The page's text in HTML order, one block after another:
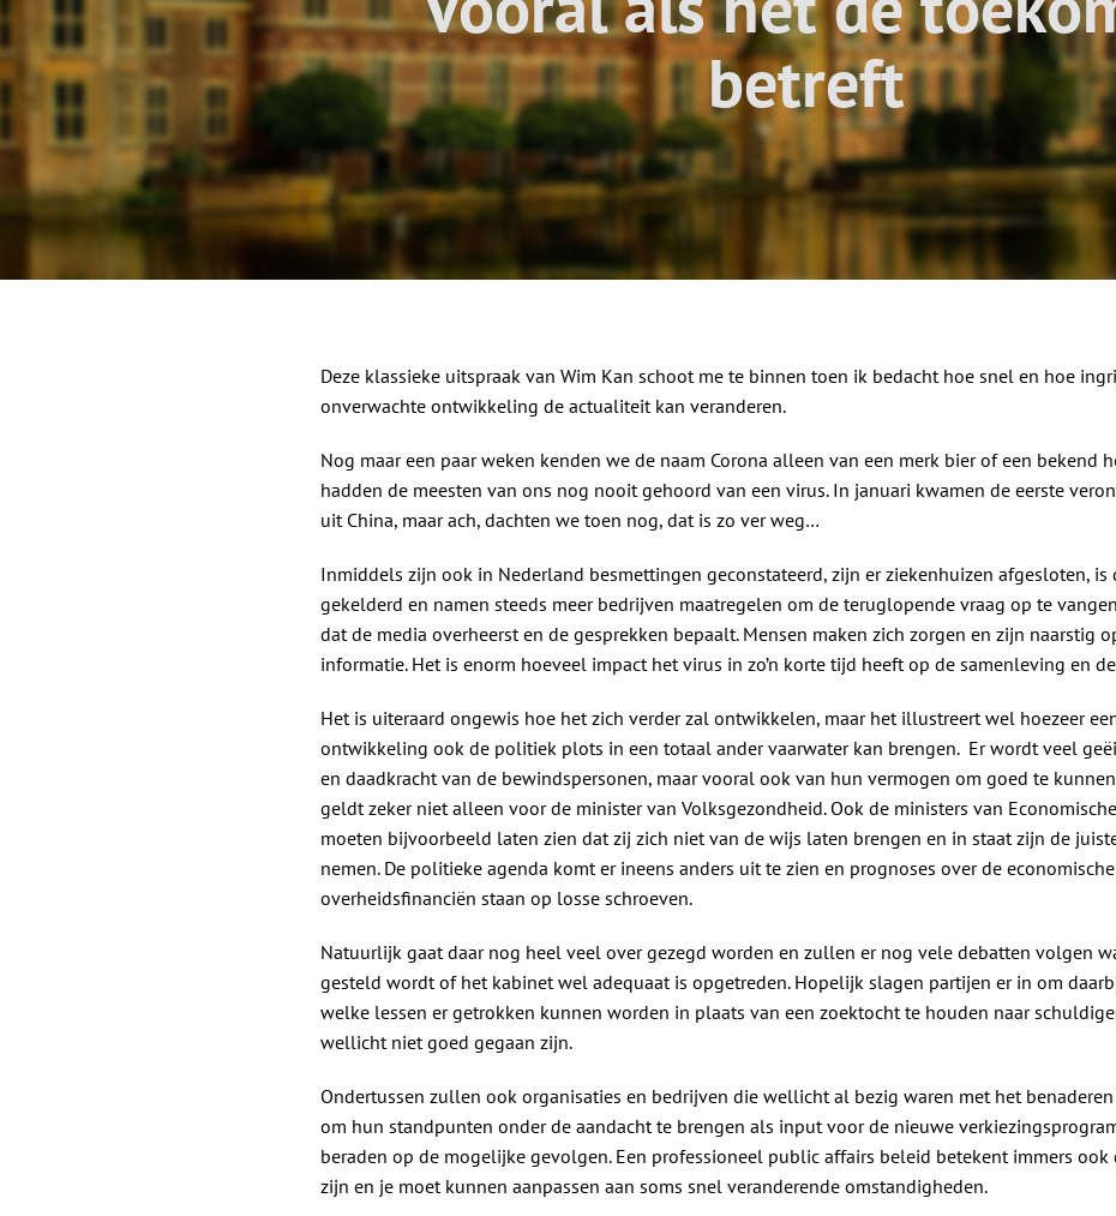
betreft
Deze klassieke uitspraak van Wim Kan schoot me te binnen toen ik bedacht hoe snel en hoe
onverwachte ontwikkeling de actualiteit kan veranderen.
Nog maar een paar weken kenden we de naam Corona alleen van een merk bier of een bekend
hadden de meesten van ons nog nooit gehoord van een virus. In januari kwamen de eerste
uit China, maar ach, dachten we toen nog, dat is zo ver weg…
Inmiddels zijn ook in Nederland besmettingen geconstateerd, zijn er ziekenhuizen afgesloten, is
gekelderd en namen steeds meer bedrijven maatregelen om de teruglopende vraag op te
dat de media overheerst en de gesprekken bepaalt. Mensen maken zich zorgen en zijn naarstig
informatie. Het is enorm hoeveel impact het virus in zo’n korte tijd heeft op de samenleving en
Het is uiteraard ongewis hoe het zich verder zal ontwikkelen, maar het illustreert wel hoezeer
ontwikkeling ook de politiek plots in een totaal ander vaarwater kan brengen. Er wordt veel
en daadkracht van de bewindspersonen, maar vooral ook van hun vermogen om goed te
geldt zeker niet alleen voor de minister van Volksgezondheid. Ook de ministers van
moeten bijvoorbeeld laten zien dat zij zich niet van de wijs laten brengen en in staat zijn de
nemen. De politieke agenda komt er ineens anders uit te zien en prognoses over de
overheidsfinanciën staan op losse schroeven.
Natuurlijk gaat daar nog heel veel over gezegd worden en zullen er nog vele debatten volgen
gesteld wordt of het kabinet wel adequaat is opgetreden. Hopelijk slagen partijen er in om
welke lessen er getrokken kunnen worden in plaats van een zoektocht te houden naar
wellicht niet goed gegaan zijn.
Ondertussen zullen ook organisaties en bedrijven die wellicht al bezig waren met het
om hun standpunten onder de aandacht te brengen als input voor de nieuwe
beraden op de mogelijke gevolgen. Een professioneel public affairs beleid betekent immers ook
zijn en je moet kunnen aanpassen aan soms snel veranderende omstandigheden.